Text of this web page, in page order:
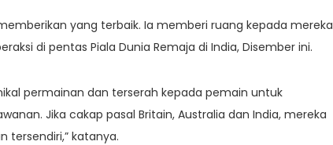
yang terbaik. Ia memberi ruang kepada mereka
di pentas Piala Dunia Remaja di India, Disember ini.
permainan dan terserah kepada pemain untuk
Jika cakap pasal Britain, Australia dan India, mereka
tersendiri,” katanya.